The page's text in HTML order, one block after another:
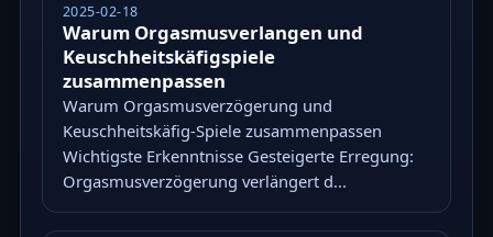
2025-02-18
Warum Orgasmusverlangen und
Keuschheitskäfigspiele
zusammenpassen
Warum Orgasmusverzögerung und
Keuschheitskäfig-Spiele zusammenpassen
Wichtigste Erkenntnisse Gesteigerte Erregung:
Orgasmusverzögerung verlängert d...